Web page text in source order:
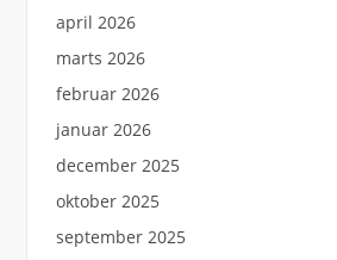
april 2026
marts 2026
februar 2026
januar 2026
december 2025
oktober 2025
september 2025